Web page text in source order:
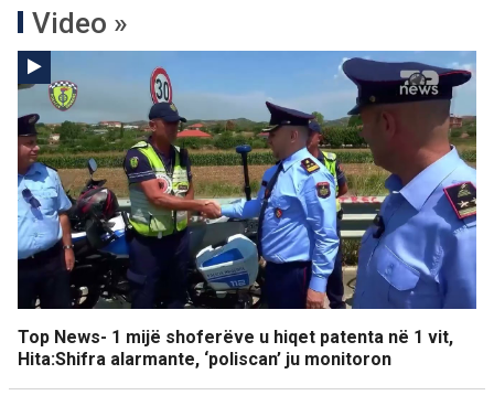
Video »
Top News- 1 mijë shoferëve u hiqet patenta në 1 vit,
Hita:Shifra alarmante, ‘poliscan’ ju monitoron